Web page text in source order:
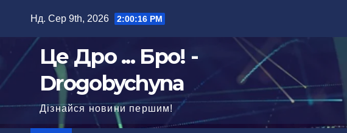
Нд. Сер 9th, 2026 2:00:17 PM
Це Дро ... Бро! -
Drogobychyna
Дізнайся новини першим!